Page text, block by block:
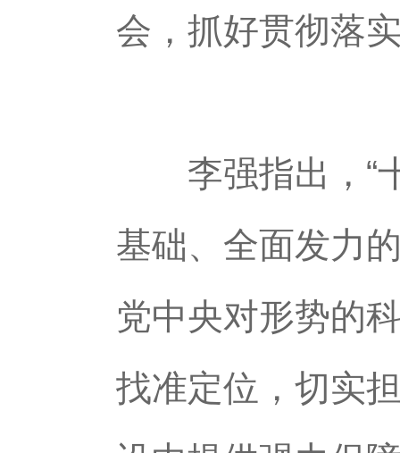
会，抓好贯彻落
李强指出，“十
基础、全面发力
党中央对形势的
找准定位，切实